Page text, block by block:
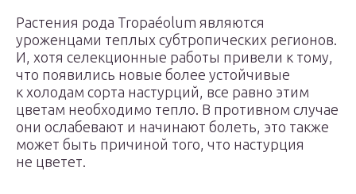
Растения рода Tropaéolum являются
уроженцами теплых субтропических регионов.
И, хотя селекционные работы привели к тому,
что появились новые более устойчивые
к холодам сорта настурций, все равно этим
цветам необходимо тепло. В противном случае
они ослабевают и начинают болеть, это также
может быть причиной того, что настурция
не цветет.